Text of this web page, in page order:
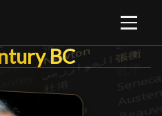
BC
BC█